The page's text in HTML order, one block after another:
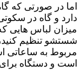
اما در صورتی که
دارد و گاه در
میزان لباس هایی
شستشو تنظیم
مربوط به
است و دستگاه